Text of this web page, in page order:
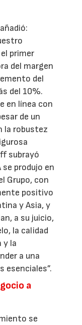
primer
del margen
del
del 10%.
en línea con
de un
la robustez
subrayó
se produjo en
Grupo, con
positivo
y Asia, y
a su juicio,
la calidad
y la
a una
esenciales”.
a
se